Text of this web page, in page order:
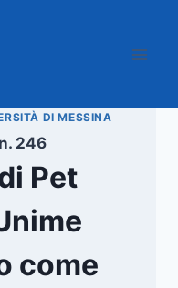
DI MESSINA
246
Pet
come